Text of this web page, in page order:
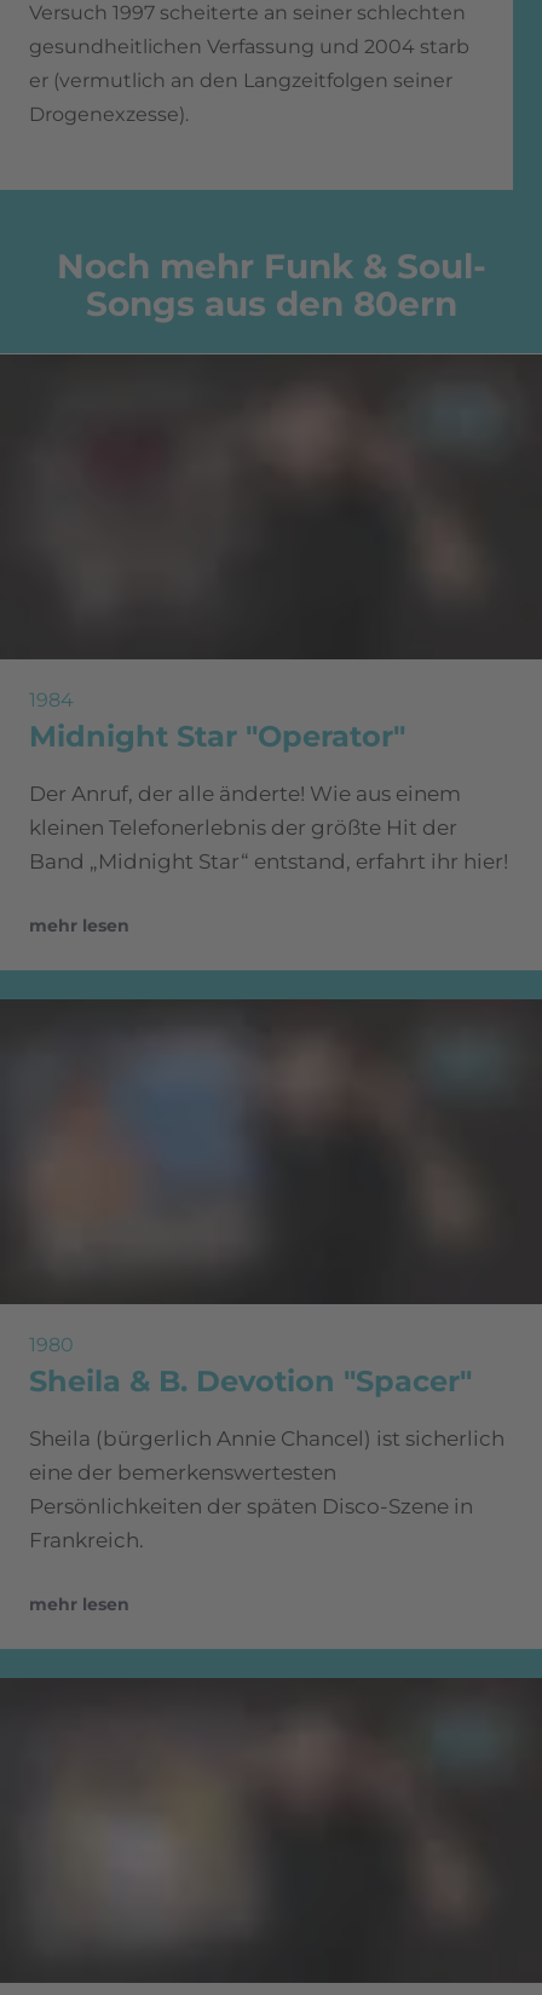
Versuch 1997 scheiterte an seiner schlechten
gesundheitlichen Verfassung und 2004 starb
er (vermutlich an den Langzeitfolgen seiner
Drogenexzesse).
Noch mehr Funk & Soul-
Songs aus den 80ern
1984
Midnight Star "Operator"
Der Anruf, der alle änderte! Wie aus einem
kleinen Telefonerlebnis der größte Hit der
Band „Midnight Star“ entstand, erfahrt ihr hier!
mehr lesen
1980
Sheila & B. Devotion "Spacer"
Sheila (bürgerlich Annie Chancel) ist sicherlich
eine der bemerkenswertesten
Persönlichkeiten der späten Disco-Szene in
Frankreich.
mehr lesen